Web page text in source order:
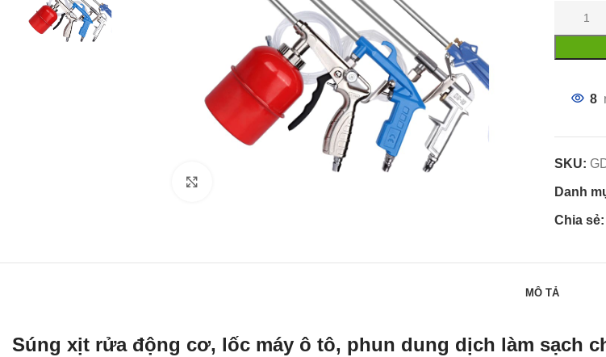
8
SKU:
Danh
Chia sẻ:
MÔ TẢ
Súng xịt rửa động cơ, lốc máy ô tô, phun dung dịch làm sạch